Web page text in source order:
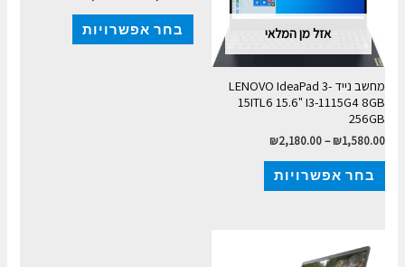
אזל מן המלאי
מחשב נייד LENOVO IdeaPad 3-
15ITL6 15.6" I3-1115G4 8GB
256GB
₪1,580.00
–
₪2,180.00
בחר אפשרויות
בחר אפשרויות